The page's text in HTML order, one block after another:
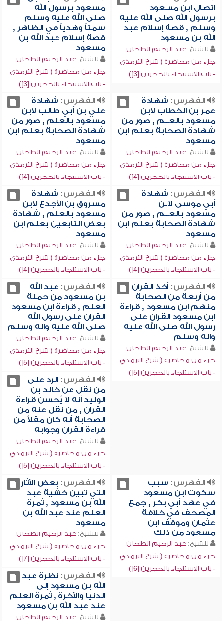
اتصال ابن مسعود
برسول الله صلى الله عليه
وسلم , قصة إسلام عبد
الله بن مسعود
للشيخ: عبد الرحيم الطحان
جزء من محاضرة ( شرح الترمذي
- باب الاستنجاء بالحجرين [3])
مسعود برسول الله
صلى الله عليه وسلم
سمتاً وهدياً في الظاهر ,
قصة إسلام عبد الله بن
مسعود
للشيخ: عبد الرحيم الطحان
جزء من محاضرة ( شرح الترمذي
- باب الاستنجاء بالحجرين [3])
الفهرس: شهادة
عمر بن الخطاب لابن
مسعود بالعلم , صور من
شهادة الصحابة بعلم ابن
مسعود
للشيخ: عبد الرحيم الطحان
جزء من محاضرة ( شرح الترمذي
- باب الاستنجاء بالحجرين [4])
الفهرس: شهادة
علي بن أبي طالب لابن
مسعود بالعلم , صور من
شهادة الصحابة بعلم ابن
مسعود
للشيخ: عبد الرحيم الطحان
جزء من محاضرة ( شرح الترمذي
- باب الاستنجاء بالحجرين [4])
الفهرس: شهادة
أبي موسى لابن
مسعود بالعلم , صور من
شهادة الصحابة بعلم ابن
مسعود
للشيخ: عبد الرحيم الطحان
جزء من محاضرة ( شرح الترمذي
- باب الاستنجاء بالحجرين [4])
الفهرس: شهادة
مسروق بن الأجدع لابن
مسعود بالعلم , شهادة
بعض التابعين بعلم ابن
مسعود
للشيخ: عبد الرحيم الطحان
جزء من محاضرة ( شرح الترمذي
- باب الاستنجاء بالحجرين [4])
الفهرس:أخذ القرآن
من أربعة من الصحابة
منهم ابن مسعود , قراءة
ابن مسعود القرآن على
رسول الله صلى الله عليه
وآله وسلم
للشيخ: عبد الرحيم الطحان
جزء من محاضرة ( شرح الترمذي
- باب الاستنجاء بالحجرين [5])
الفهرس: عبد الله
بن مسعود من حملة
العلم , قراءة ابن مسعود
القرآن على رسول الله
صلى الله عليه وآله وسلم
للشيخ: عبد الرحيم الطحان
جزء من محاضرة ( شرح الترمذي
- باب الاستنجاء بالحجرين [5])
الفهرس:الرد على
من نقل عن خالد بن
الوليد أنه لا يُحسن قراءة
القرآن , من نقل عنه من
الصحابة أنه كان مقلاً من
قراءة القرآن وجوابه
للشيخ: عبد الرحيم الطحان
جزء من محاضرة ( شرح الترمذي
- باب الاستنجاء بالحجرين [5])
الفهرس: سبب
سكوت ابن مسعود
في عهد أبي بكر , جمع
المصحف في خلافة
عثمان وموقف ابن
مسعود من ذلك
للشيخ: عبد الرحيم الطحان
جزء من محاضرة ( شرح الترمذي
- باب الاستنجاء بالحجرين [6])
الفهرس: بعض الآثار
التي تبين خشية عبد
الله بن مسعود , ثمرة
العلم عند عبد الله بن
مسعود
للشيخ: عبد الرحيم الطحان
جزء من محاضرة ( شرح الترمذي
- باب الاستنجاء بالحجرين [7])
الفهرس:نظرة عبد
الله بن مسعود إلى
الدنيا والآخرة , ثمرة العلم
عند عبد الله بن مسعود
للشيخ: عبد الرحيم الطحان